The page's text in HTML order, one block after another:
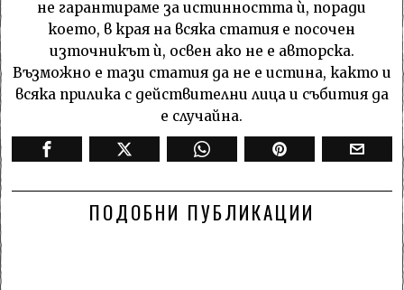
не гарантираме за истинността ѝ, поради
което, в края на всяка статия е посочен
източникът ѝ, освен ако не е авторска.
Възможно е тази статия да не е истина, както и
всяка прилика с действителни лица и събития да
е случайна.
ПОДОБНИ ПУБЛИКАЦИИ